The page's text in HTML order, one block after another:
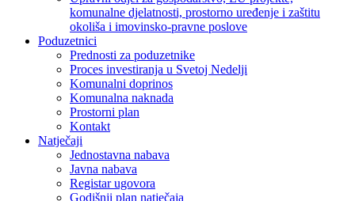
komunalne djelatnosti, prostorno uređenje i zaštitu
okoliša i imovinsko-pravne poslove
Poduzetnici
Prednosti za poduzetnike
Proces investiranja u Svetoj Nedelji
Komunalni doprinos
Komunalna naknada
Prostorni plan
Kontakt
Natječaji
Jednostavna nabava
Javna nabava
Registar ugovora
Godišnji plan natječaja